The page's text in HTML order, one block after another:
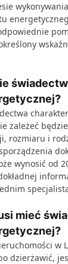
zależeć
rozmiaru i
wynosić od
mieć
w
dzierżawić,